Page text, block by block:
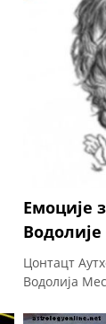
Емоције
Водолије
Цонтацт
Водолија
"Сваки човек